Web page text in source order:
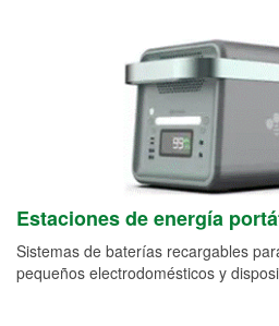
Estaciones de energía
Sistemas de baterías recargables
pequeños electrodomésticos y